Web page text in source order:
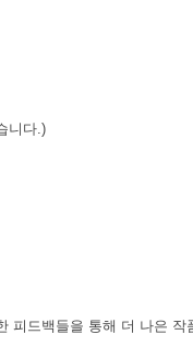
니다.)
피드백들을 통해 더 나은 작